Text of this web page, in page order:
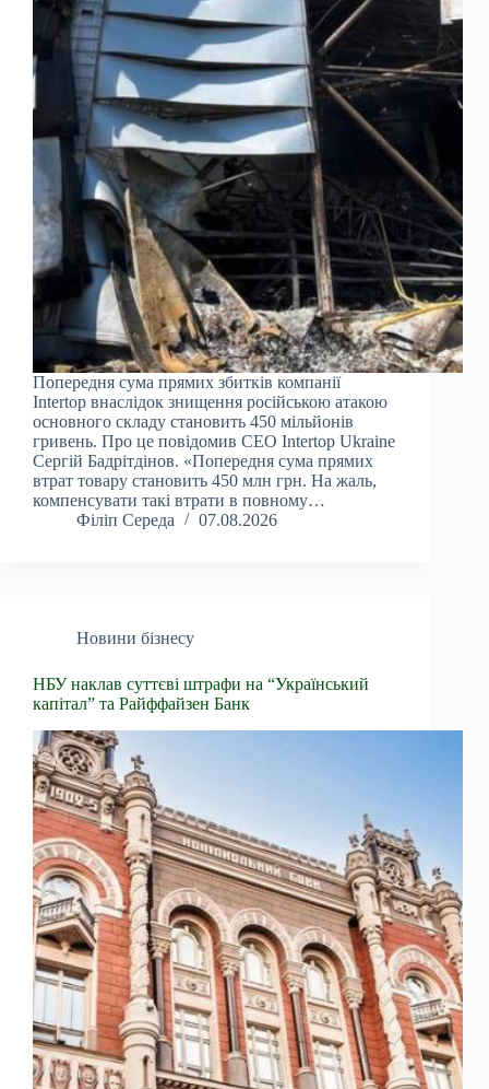
Попередня сума прямих збитків компанії
Intertop внаслідок знищення російською атакою
основного складу становить 450 мільйонів
гривень. Про це повідомив CEO Intertop Ukraine
Сергій Бадрітдінов. «Попередня сума прямих
втрат товару становить 450 млн грн. На жаль,
компенсувати такі втрати в повному…
Філіп Середа
07.08.2026
Новини бізнесу
НБУ наклав суттєві штрафи на “Український
капітал” та Райффайзен Банк